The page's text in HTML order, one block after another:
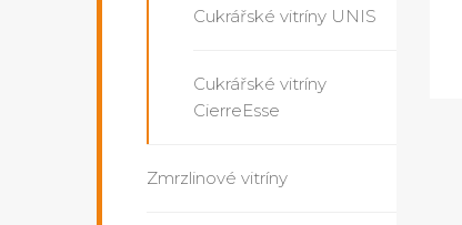
Cukrářské vitríny UNIS
Cukrářské vitríny
CierreEsse
Zmrzlinové vitríny